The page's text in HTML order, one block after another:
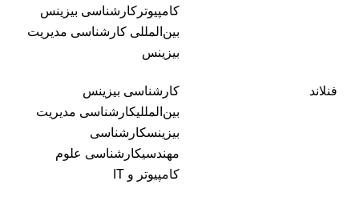
کامپیوترکارشناسی بیزینس
بین‌المللی کارشناسی مدیریت
بیزینس
فنلاند
کارشناسی بیزینس
بین‌المللیکارشناسی مدیریت
بیزینسکارشناسی
مهندسیکارشناسی علوم
کامپیوتر و IT